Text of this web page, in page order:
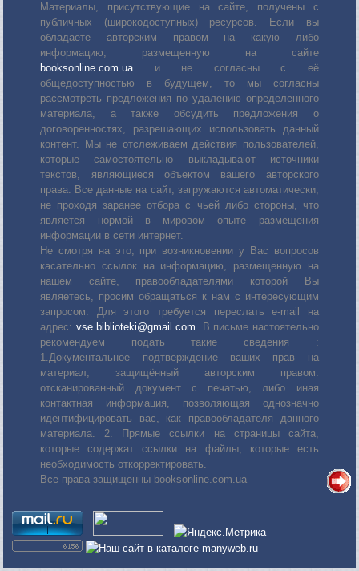
Материалы, присутствующие на сайте, получены с
публичных (широкодоступных) ресурсов. Если вы
обладаете авторским правом на какую либо
информацию, размещенную на сайте
booksonline.com.uaи не согласны с её
общедоступностью в будущем, то мы согласны
рассмотреть предложения по удалению определенного
материала, а также обсудить предложения о
договоренностях, разрешающих использовать данный
контент. Мы не отслеживаем действия пользователей,
которые самостоятельно выкладывают источники
текстов, являющиеся объектом вашего авторского
права. Все данные на сайт, загружаются автоматически,
не проходя заранее отбора с чьей либо стороны, что
является нормой в мировом опыте размещения
информации в сети интернет.
Не смотря на это, при возникновении у Вас вопросов
касательно ссылок на информацию, размещенную на
нашем сайте, правообладателями которой Вы
являетесь, просим обращаться к нам с интересующим
запросом. Для этого требуется переслать е-mail на
адрес: vse.biblioteki@gmail.com. В письме настоятельно
рекомендуем подать такие сведения :
1.Документальное подтверждение ваших прав на
материал, защищённый авторским правом:
отсканированный документ с печатью, либо иная
контактная информация, позволяющая однозначно
идентифицировать вас, как правообладателя данного
материала. 2. Прямые ссылки на страницы сайта,
которые содержат ссылки на файлы, которые есть
необходимость откорректировать.
Все права защищенны booksonline.com.ua